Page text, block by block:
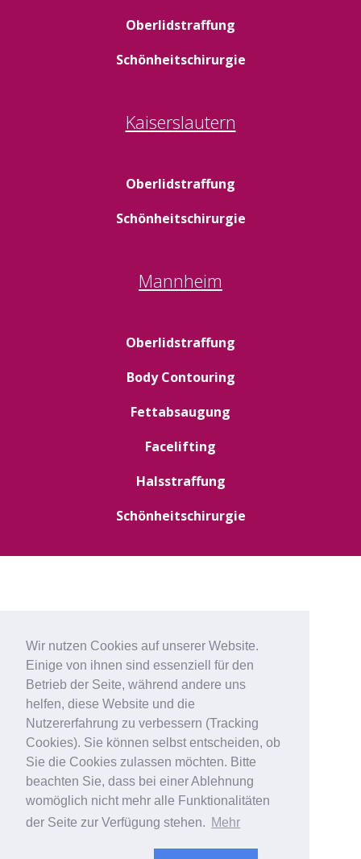
Wir nutzen Cookies auf unserer Website.
Einige von ihnen sind essenziell für den
Betrieb der Seite, während andere uns
helfen, diese Website und die
Nutzererfahrung zu verbessern (Tracking
Cookies). Sie können selbst entscheiden, ob
Sie die Cookies zulassen möchten. Bitte
beachten Sie, dass bei einer Ablehnung
womöglich nicht mehr alle Funktionalitäten
der Seite zur Verfügung stehen. Mehr
Oberlidstraffung
Schönheitschirurgie
Kaiserslautern
Oberlidstraffung
Schönheitschirurgie
Mannheim
Oberlidstraffung
Body Contouring
Fettabsaugung
Facelifting
Halsstraffung
Schönheitschirurgie